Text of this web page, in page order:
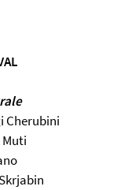
Cherubini